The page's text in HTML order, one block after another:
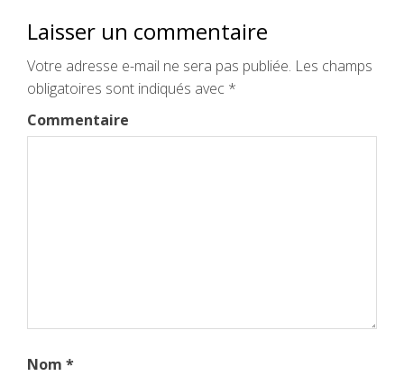
Laisser un commentaire
Votre adresse e-mail ne sera pas publiée. Les champs
obligatoires sont indiqués avec *
Commentaire
Nom *